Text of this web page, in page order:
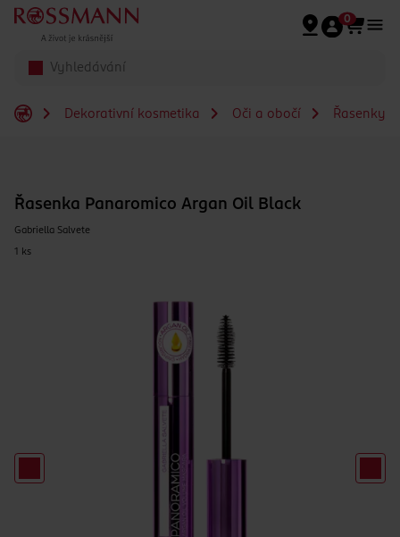
Přeskočit na hlavmní obsah
0
Dekorativní kosmetika Oči a obočí Řasenky
Řasenka Panaromico Argan Oil Black
Gabriella Salvete
1 ks